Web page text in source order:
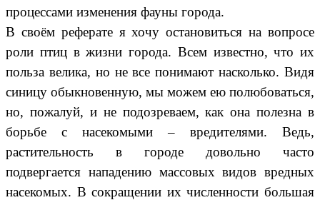
процессами изменения фауны города.
В своём реферате я хочу остановиться на вопросе
роли птиц в жизни города. Всем известно, что их
польза велика, но не все понимают насколько. Видя
синицу обыкновенную, мы можем ею полюбоваться,
но, пожалуй, и не подозреваем, как она полезна в
борьбе с насекомыми – вредителями. Ведь,
растительность в городе довольно часто
подвергается нападению массовых видов вредных
насекомых. В сокращении их численности большая